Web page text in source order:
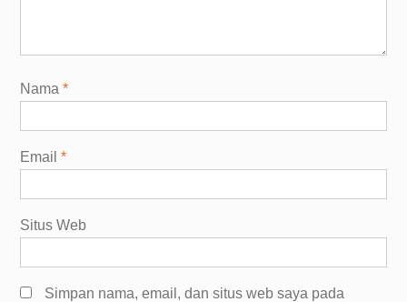
Nama *
Email *
Situs Web
Simpan nama, email, dan situs web saya pada